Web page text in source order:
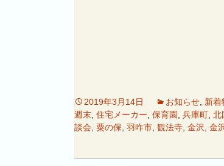
2019年3月14日 お知らせ 新着
週末 住宅メーカー 保育園 兵庫町 北
談会 粟の保 羽咋市 観法寺 金沢 金